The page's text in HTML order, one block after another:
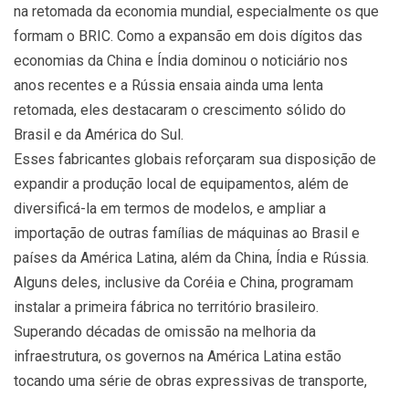
na retomada da economia mundial, especialmente os que
formam o BRIC. Como a expansão em dois dígitos das
economias da China e Índia dominou o noticiário nos
anos recentes e a Rússia ensaia ainda uma lenta
retomada, eles destacaram o crescimento sólido do
Brasil e da América do Sul.
Esses fabricantes globais reforçaram sua disposição de
expandir a produção local de equipamentos, além de
diversificá-la em termos de modelos, e ampliar a
importação de outras famílias de máquinas ao Brasil e
países da América Latina, além da China, Índia e Rússia.
Alguns deles, inclusive da Coréia e China, programam
instalar a primeira fábrica no território brasileiro.
Superando décadas de omissão na melhoria da
infraestrutura, os governos na América Latina estão
tocando uma série de obras expressivas de transporte,